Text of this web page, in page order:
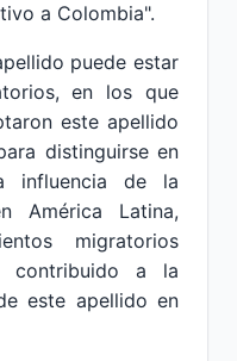
a Colombia".
puede estar
en los que
este apellido
distinguirse en
influencia de la
América Latina,
migratorios
contribuido a la
este apellido en